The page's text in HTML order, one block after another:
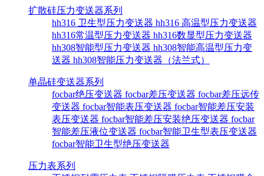
扩散硅压力变送器系列
hh316 卫生型压力变送器 hh316 高温型压力变送器
hh316常温型压力变送器 hh316数显型压力变送器
hh308智能型压力变送器 hh308智能高温型压力变
送器 hh308智能压力变送器（法兰式）
单晶硅变送器系列
focbar绝压变送器 focbar差压变送器 focbar差压远传
变送器 focbar智能表压变送器 focbar智能差压安装
表压变送器 focbar智能差压安装绝压变送器 focbar
智能差压液位变送器 focbar智能卫生型表压变送器
focbar智能卫生型绝压变送器
压力表系列